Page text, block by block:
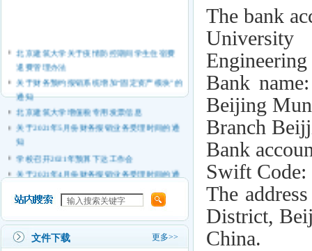
退费管理办法
通知
关于2021年5月份财务报销业务受理时间的通
知
知
关于2021年3月份财务报销业务受理时间的通
财务处寒假期间服务信息
2021年财务处寒假值班工作的通知
更多>>
文件下载
The bank
Bank
Beijing
Branch
Bank
Swift
The
District,
China.